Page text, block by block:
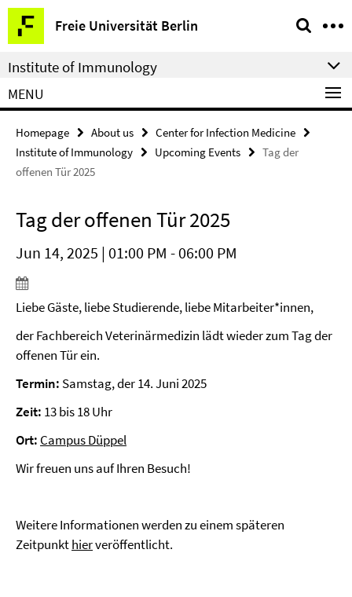
Springe
direkt
zu
Inhalt
Freie Universität Berlin
Service
Navigation
Institute of Immunology
MENU
Homepage About us
Center for Infection Medicine
Institute of Immunology
Upcoming Events
Tag der
offenen Tür 2025
Tag der offenen Tür 2025
Jun 14, 2025 | 01:00 PM - 06:00 PM
Liebe Gäste, liebe Studierende, liebe Mitarbeiter*innen,
der Fachbereich Veterinärmedizin lädt wieder zum Tag der
offenen Tür ein.
Termin: Samstag, der 14. Juni 2025
Zeit: 13 bis 18 Uhr
Ort: Campus Düppel
Wir freuen uns auf Ihren Besuch!
Weitere Informationen werden zu einem späteren
Zeitpunkthierveröffentlicht.